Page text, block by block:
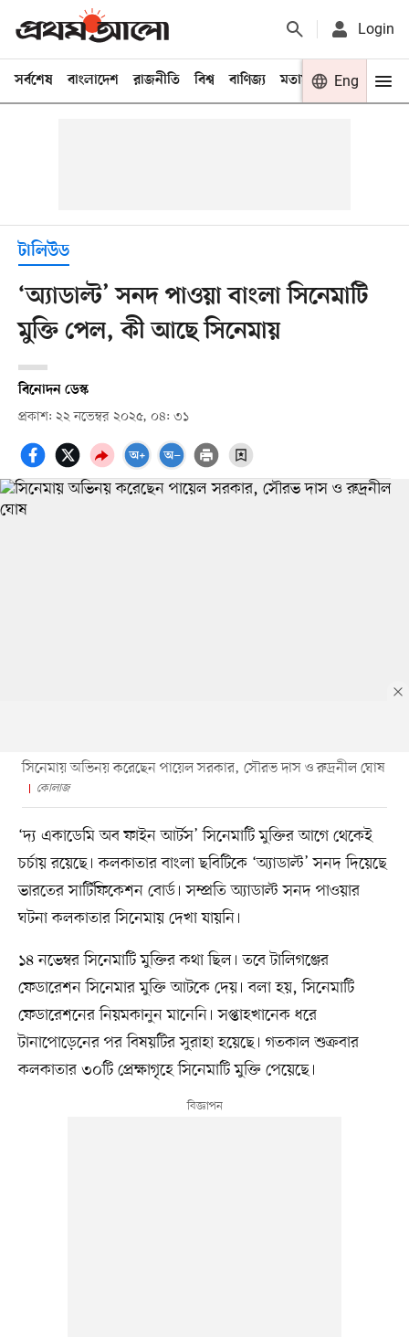
Login
সর্বশেষ বাংলাদেশ রাজনীতি বিশ্ব বাণিজ্য মতামত খেলা
Eng
টালিউড
‘অ্যাডাল্ট’ সনদ পাওয়া বাংলা সিনেমাটি
মুক্তি পেল, কী আছে সিনেমায়
বিনোদন ডেস্ক
প্রকাশ: ২২ নভেম্বর ২০২৫, ০৪: ৩১
সিনেমায় অভিনয় করেছেন পায়েল সরকার, সৌরভ দাস ও রুদ্রনীল ঘোষ
কোলাজ
‘দ্য একাডেমি অব ফাইন আর্টস’ সিনেমাটি মুক্তির আগে থেকেই
চর্চায় রয়েছে। কলকাতার বাংলা ছবিটিকে ‘অ্যাডাল্ট’ সনদ দিয়েছে
ভারতের সার্টিফিকেশন বোর্ড। সম্প্রতি অ্যাডাল্ট সনদ পাওয়ার
ঘটনা কলকাতার সিনেমায় দেখা যায়নি।
১৪ নভেম্বর সিনেমাটি মুক্তির কথা ছিল। তবে টালিগঞ্জের
ফেডারেশন সিনেমার মুক্তি আটকে দেয়। বলা হয়, সিনেমাটি
ফেডারেশনের নিয়মকানুন মানেনি। সপ্তাহখানেক ধরে
টানাপোড়েনের পর বিষয়টির সুরাহা হয়েছে। গতকাল শুক্রবার
কলকাতার ৩০টি প্রেক্ষাগৃহে সিনেমাটি মুক্তি পেয়েছে।